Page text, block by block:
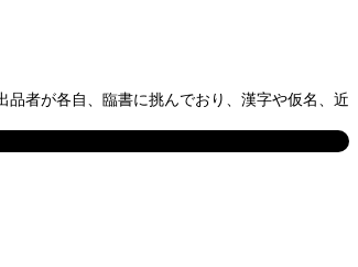
品者が各自、臨書に挑んでおり、漢字や仮名、近